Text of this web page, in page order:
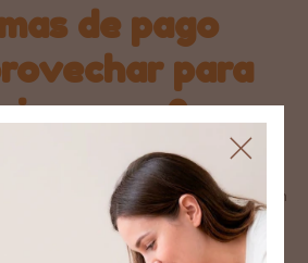
de pago
para
compra?
forma de pago que más te convenga,
con las tarjetas de crédito, según
de descuento en toda tu compra.